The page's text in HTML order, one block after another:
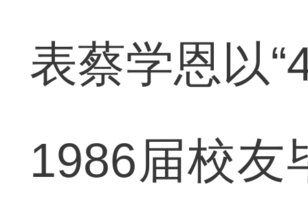
表蔡学恩以
1986届校友